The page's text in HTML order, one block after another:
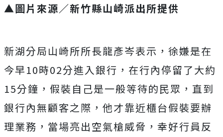
▲圖片來源／新竹縣山崎派出所提供
新湖分局山崎所所長龍彥岑表示，徐嫌是在
今早10時02分進入銀行，在行內停留了大約
15分鐘，假裝自己是一般等待的民眾，直到
銀行內無顧客之際，他才靠近櫃台假裝要辦
理業務，當場亮出空氣槍威脅，幸好行員反